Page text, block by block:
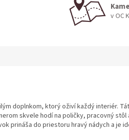
v OC
doplnkom, ktorý oživí každý interiér.
skvele hodí na poličky, pracovný stôl
prináša do priestoru hravý nádych a je